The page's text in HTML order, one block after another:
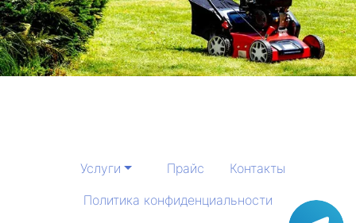
Услуги Прайс
Контакты
Политика конфиденциальности